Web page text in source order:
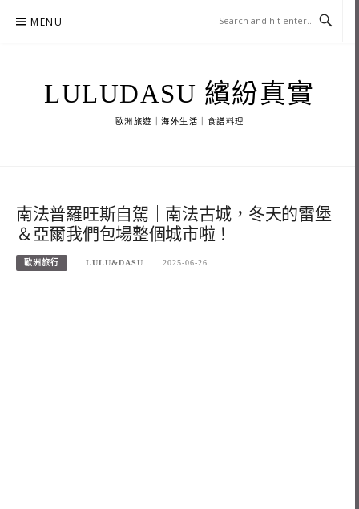
MENU
LULUDASU 繽紛真實
歐洲旅遊｜海外生活｜食譜料理
南法普羅旺斯自駕｜南法古城，冬天的雷堡
＆亞爾我們包場整個城市啦！
歐洲旅行 LULU&DASU 2025-06-26